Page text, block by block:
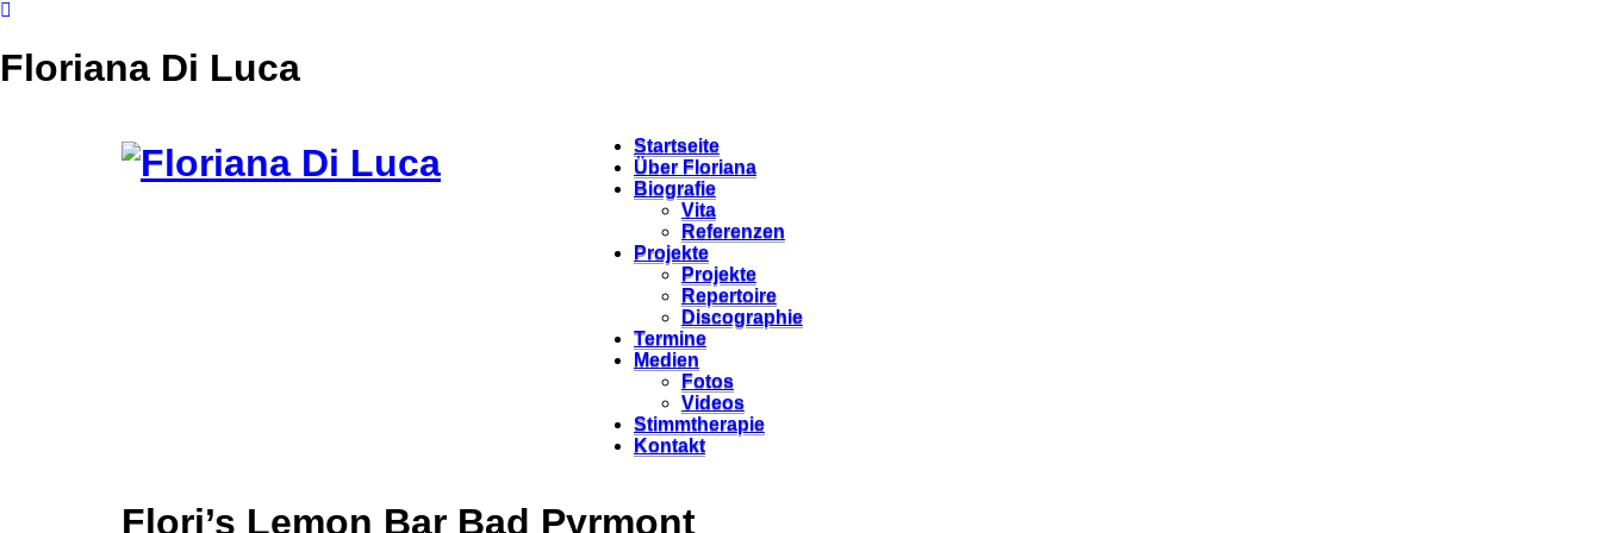
Floriana Di Luca
Startseite
Über Floriana
Biografie
Vita
Referenzen
Projekte
Projekte
Repertoire
Discographie
Termine
Medien
Fotos
Videos
Stimmtherapie
Kontakt
Flori’s Lemon Bar Bad Pyrmont